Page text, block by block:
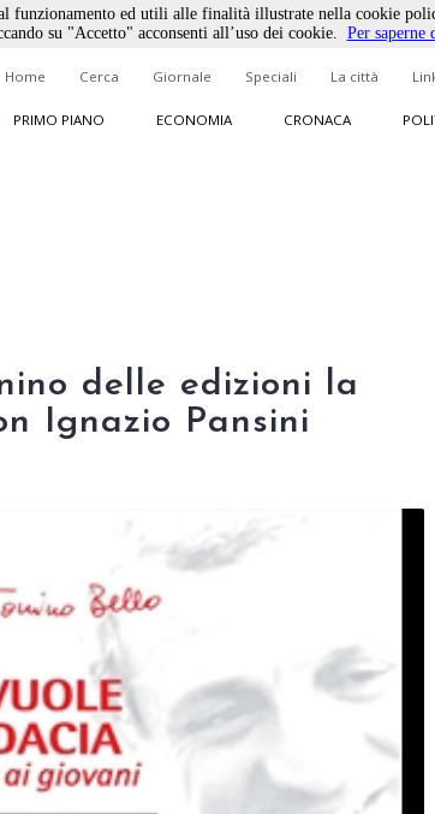
Home Cerca Giornale Speciali La città
PRIMO PIANO ECONOMIA CRONACA
delle edizioni la
Ignazio Pansini
ed utili alle finalità illustrate nella cookie
su "Accetto" acconsenti all’uso dei cookie. Per saperne